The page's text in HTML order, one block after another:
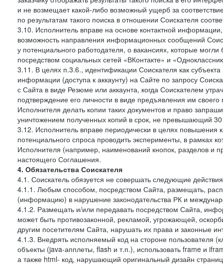
и не возмещает какой-либо возможный ущерб за
по результатам такого поиска в отношении Соискателя
3.10. Исполнитель вправе на основе контактной
возможность направления информационных сообщений
у потенциального работодателя, о вакансиях, которые
посредством социальных сетей «ВКонтакте» и
3.11. В целях п.3.6., идентификации Соискателя как
информации (доступа к аккаунту) на Сайте по запросу
с Сайта в виде Резюме или аккаунта, когда Соискателем
подтверждение его личности в виде предъявления им
Исполнителя делать копии таких документов и право
уничтожением полученных копий в срок, не превышающий
3.12. Исполнитель вправе периодически в целях повышения
потенциального спроса проводить эксперименты, в рамках
Исполнителя (например, наименований кнопок, разделов и
настоящего Соглашения.
4. Обязательства Соискателя
4.1. Соискатель обязуется не совершать следующие
4.1.1. Любым способом, посредством Сайта, размещать,
(информацию) в нарушение законодательства РК и
4.1.2. Размещать и/или передавать посредством Сайта,
может быть противозаконной, рекламой, угрожающей,
другим посетителям Сайта, нарушать их права и законные
4.1.3. Внедрять исполняемый код на стороне пользователя
объекты (java-апплеты, flash и т.п.), использовать frame и
а также html- код, нарушающий оригинальный дизайн